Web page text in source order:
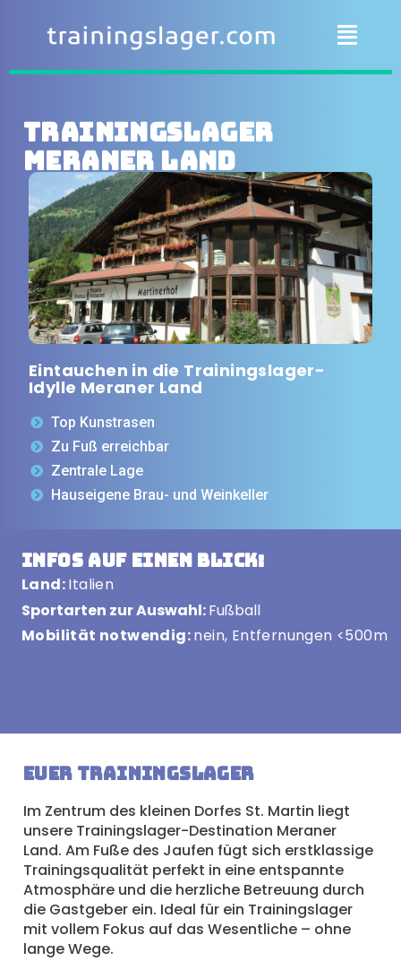
Trainingslager
Meraner Land
Eintauchen in die Trainingslager-
Idylle Meraner Land
Top Kunstrasen
Zu Fuß erreichbar
Zentrale Lage
Hauseigene Brau- und Weinkeller
Infos auf einen Blick:
Land:Italien
Sportarten zur Auswahl:Fußball
Mobilität notwendig:nein, Entfernungen <500m
Euer Trainingslager
Im Zentrum des kleinen Dorfes St. Martin liegt
unsere Trainingslager-Destination Meraner
Land. Am Fuße des Jaufen fügt sich erstklassige
Trainingsqualität perfekt in eine entspannte
Atmosphäre und die herzliche Betreuung durch
die Gastgeber ein. Ideal für ein Trainingslager
mit vollem Fokus auf das Wesentliche – ohne
lange Wege.